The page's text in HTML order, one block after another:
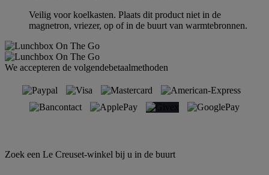
Veilig voor koelkasten. Plaats dit product niet in de
magnetron, vriezer, op of in de buurt van warmtebronnen.
We accepteren de volgendebetaalmethoden
Zoek een Le Creuset-winkel bij u in de buurt